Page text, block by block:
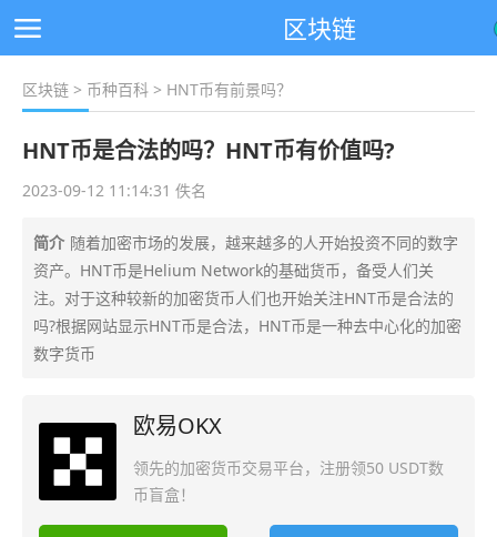
区块链
区块链 > 币种百科 > HNT币有前景吗？
HNT币是合法的吗？HNT币有价值吗?
2023-09-12 11:14:31 佚名
简介 随着加密市场的发展，越来越多的人开始投资不同的数字
资产。HNT币是Helium Network的基础货币，备受人们关
注。对于这种较新的加密货币人们也开始关注HNT币是合法的
吗?根据网站显示HNT币是合法，HNT币是一种去中心化的加密
数字货币
欧易OKX
领先的加密货币交易平台，注册领50 USDT数
币盲盒！